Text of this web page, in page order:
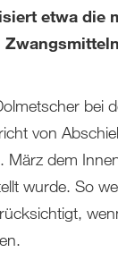
etwa die
bei
von
März dem
wurde. So